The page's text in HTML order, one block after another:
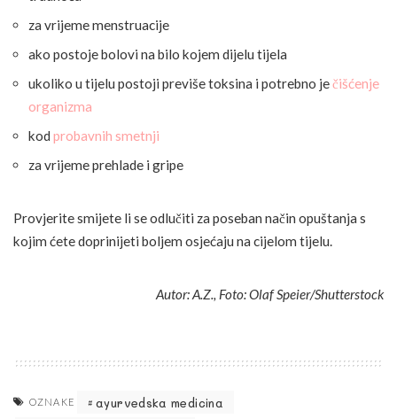
za vrijeme menstruacije
ako postoje bolovi na bilo kojem dijelu tijela
ukoliko u tijelu postoji previše toksina i potrebno ječišćenje
organizma
kod probavnih smetnji
za vrijeme prehlade i gripe
Provjerite smijete li se odlučiti za poseban način opuštanja s
kojim ćete doprinijeti boljem osjećaju na cijelom tijelu.
Autor: A.Z., Foto: Olaf Speier/Shutterstock
OZNAKE
ayurvedska medicina